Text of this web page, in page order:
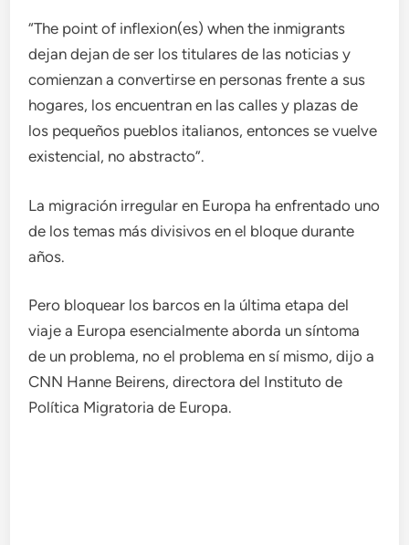
“The point of inflexion(es) when the inmigrants
dejan dejan de ser los titulares de las noticias y
comienzan a convertirse en personas frente a sus
hogares, los encuentran en las calles y plazas de
los pequeños pueblos italianos, entonces se vuelve
existencial, no abstracto”.
La migración irregular en Europa ha enfrentado uno
de los temas más divisivos en el bloque durante
años.
Pero bloquear los barcos en la última etapa del
viaje a Europa esencialmente aborda un síntoma
de un problema, no el problema en sí mismo, dijo a
CNN Hanne Beirens, directora del Instituto de
Política Migratoria de Europa.